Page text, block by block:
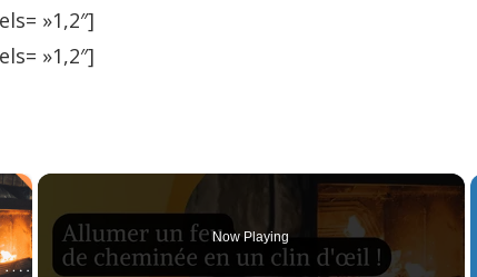
»1,2″]
»1,2″]
×
Now Playing